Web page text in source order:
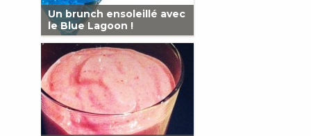
Un brunch ensoleillé avec
le Blue Lagoon !